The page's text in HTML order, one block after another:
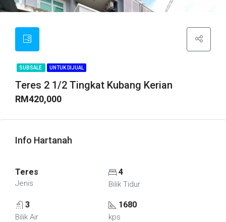
SUBSALE UNTUK DIJUAL
Teres 2 1/2 Tingkat Kubang Kerian
RM420,000
Info Hartanah
Teres
Jenis
4
Bilik Tidur
3
Bilik Air
1680
kps